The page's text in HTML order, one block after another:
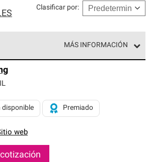
Clasificar por:
MÁS INFORMACIÓN
el nivel superior de nuestra red
con estándares estrictos de
ofrecer nuestra mejor garantía de
IL
web
disponible Premiado